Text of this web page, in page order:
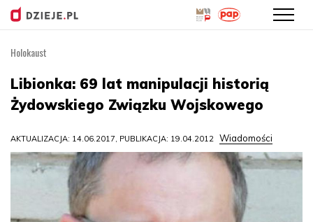
treści
Holokaust
Libionka: 69 lat manipulacji historią
Żydowskiego Związku Wojskowego
AKTUALIZACJA: 14.06.2017, PUBLIKACJA: 19.04.2012 Wiadomości